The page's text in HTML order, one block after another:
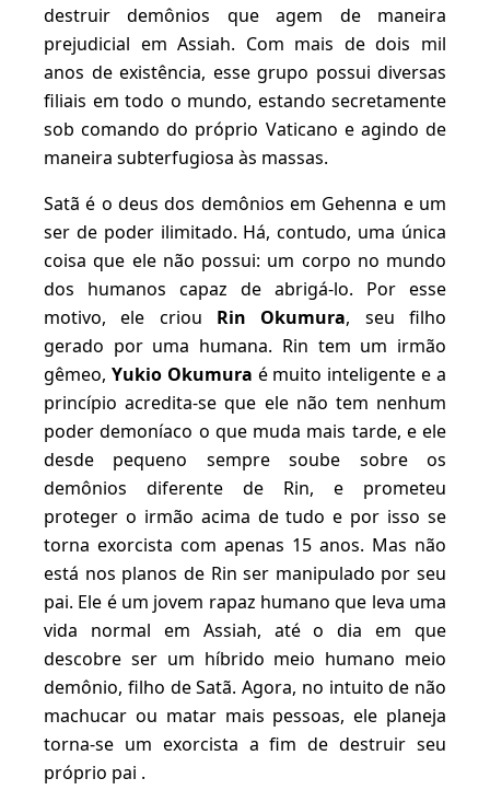
destruir demônios que agem de maneira
prejudicial em Assiah. Com mais de dois mil
anos de existência, esse grupo possui diversas
filiais em todo o mundo, estando secretamente
sob comando do próprio Vaticano e agindo de
maneira subterfugiosa às massas.
Satã é o deus dos demônios em Gehenna e um
ser de poder ilimitado. Há, contudo, uma única
coisa que ele não possui: um corpo no mundo
dos humanos capaz de abrigá-lo. Por esse
motivo, ele criou Rin Okumura, seu filho
gerado por uma humana. Rin tem um irmão
gêmeo, Yukio Okumura é muito inteligente e a
princípio acredita-se que ele não tem nenhum
poder demoníaco o que muda mais tarde, e ele
desde pequeno sempre soube sobre os
demônios diferente de Rin, e prometeu
proteger o irmão acima de tudo e por isso se
torna exorcista com apenas 15 anos. Mas não
está nos planos de Rin ser manipulado por seu
pai. Ele é um jovem rapaz humano que leva uma
vida normal em Assiah, até o dia em que
descobre ser um híbrido meio humano meio
demônio, filho de Satã. Agora, no intuito de não
machucar ou matar mais pessoas, ele planeja
torna-se um exorcista a fim de destruir seu
próprio pai .